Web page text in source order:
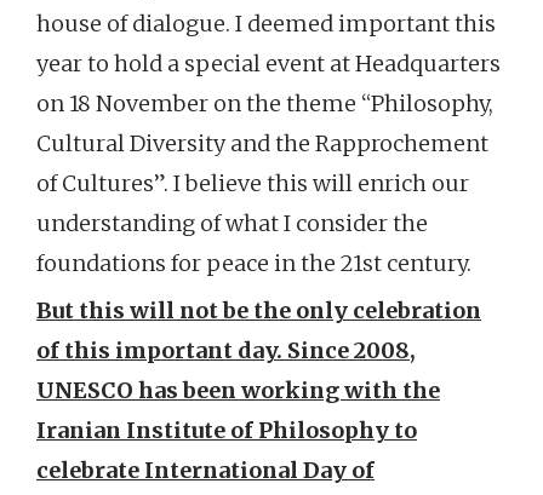
house of dialogue. I deemed important this
year to hold a special event at Headquarters
on 18 November on the theme “Philosophy,
Cultural Diversity and the Rapprochement
of Cultures”. I believe this will enrich our
understanding of what I consider the
foundations for peace in the 21st century.
But this will not be the only celebration
of this important day. Since 2008,
UNESCO has been working with the
Iranian Institute of Philosophy to
celebrate International Day of